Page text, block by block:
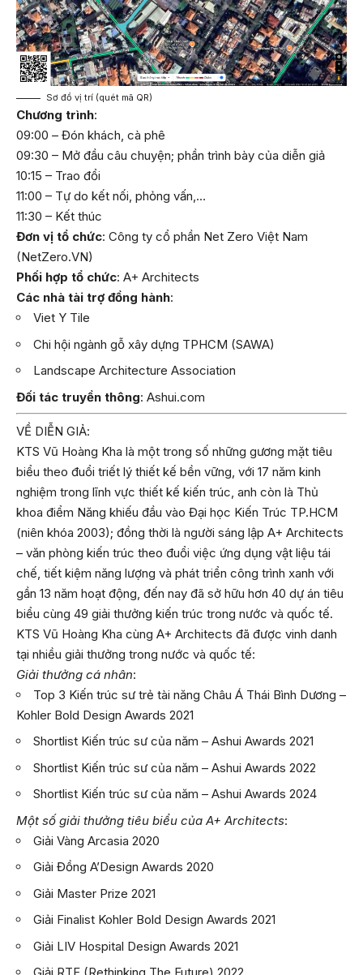
Sơ đồ vị trí (quét mã QR)
Chương trình:
09:00 – Đón khách, cà phê
09:30 – Mở đầu câu chuyện; phần trình bày của diễn giả
10:15 – Trao đổi
11:00 – Tự do kết nối, phỏng vấn,…
11:30 – Kết thúc
Đơn vị tổ chức: Công ty cổ phần Net Zero Việt Nam
(NetZero.VN)
Phối hợp tổ chức: A+ Architects
Các nhà tài trợ đồng hành:
Viet Y Tile
Chi hội ngành gỗ xây dựng TPHCM (SAWA)
Landscape Architecture Association
Đối tác truyền thông: Ashui.com
VỀ DIỄN GIẢ:
KTS Vũ Hoàng Kha là một trong số những gương mặt tiêu
biểu theo đuổi triết lý thiết kế bền vững, với 17 năm kinh
nghiệm trong lĩnh vực thiết kế kiến trúc, anh còn là Thủ
khoa điểm Năng khiếu đầu vào Đại học Kiến Trúc TP.HCM
(niên khóa 2003); đồng thời là người sáng lập A+ Architects
– văn phòng kiến trúc theo đuổi việc ứng dụng vật liệu tái
chế, tiết kiệm năng lượng và phát triển công trình xanh với
gần 13 năm hoạt động, đến nay đã sở hữu hơn 40 dự án tiêu
biểu cùng 49 giải thưởng kiến trúc trong nước và quốc tế.
KTS Vũ Hoàng Kha cùng A+ Architects đã được vinh danh
tại nhiều giải thưởng trong nước và quốc tế:
Giải thưởng cá nhân:
Top 3 Kiến trúc sư trẻ tài năng Châu Á Thái Bình Dương –
Kohler Bold Design Awards 2021
Shortlist Kiến trúc sư của năm – Ashui Awards 2021
Shortlist Kiến trúc sư của năm – Ashui Awards 2022
Shortlist Kiến trúc sư của năm – Ashui Awards 2024
Một số giải thưởng tiêu biểu của A+ Architects:
Giải Vàng Arcasia 2020
Giải Đồng A’Design Awards 2020
Giải Master Prize 2021
Giải Finalist Kohler Bold Design Awards 2021
Giải LIV Hospital Design Awards 2021